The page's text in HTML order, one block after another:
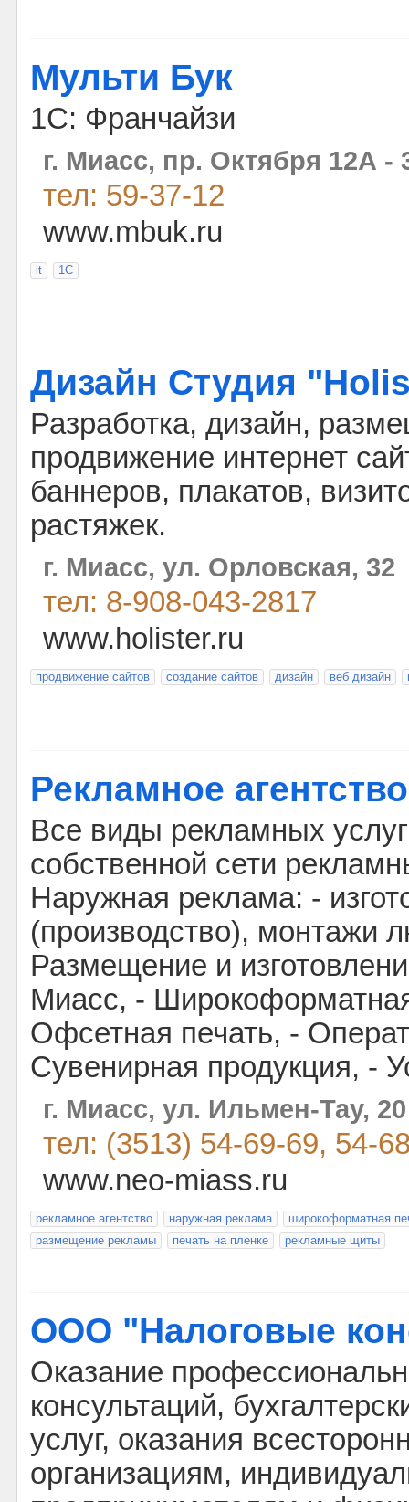
Мульти Бук
1С: Франчайзи
г. Миасс, пр. Октября 12А -
тел: 59-37-12
www.mbuk.ru
it 1С
Дизайн Студия
Разработка, дизайн,
продвижение интернет
баннеров, плакатов,
растяжек.
г. Миасс, ул. Орловская, 32
тел: 8-908-043-2817
www.holister.ru
продвижение сайтов создание сайтов дизайн веб дизайн
Рекламное
Все виды рекламных
собственной сети
Наружная реклама: -
(производство), монтажи
Размещение и
Миасс, -
Офсетная печать, -
Сувенирная продукция, -
г. Миасс, ул. Ильмен-Тау, 20
тел: (3513) 54-69-69, 54-
www.neo-miass.ru
рекламное агентство наружная реклама
широкоформатная
размещение рекламы
печать на пленке рекламные щиты
ООО "Налоговые
Оказание
консультаций,
услуг, оказания
организациям,